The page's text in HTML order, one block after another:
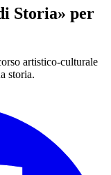
Storia» per
artistico-culturale
storia.